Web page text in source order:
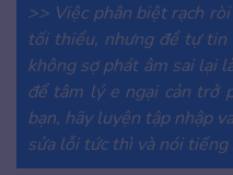
>> Việc phân biệt rạch
tối thiểu, nhưng để tự tin
không sợ phát âm sai lại
để tâm lý e ngại cản trở
bạn, hãy luyện tập nhập
sửa lỗi tức thì và nói tiếng